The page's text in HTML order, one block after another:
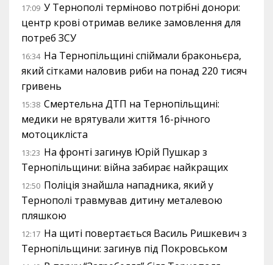
17:09 У Тернополі терміново потрібні донори:
центр крові отримав велике замовлення для
потреб ЗСУ
16:34 На Тернопільщині спіймали браконьєра,
який сітками наловив риби на понад 220 тисяч
гривень
15:38 Смертельна ДТП на Тернопільщині:
медики не врятували життя 16-річного
мотоцикліста
13:23 На фронті загинув Юрій Пушкар з
Тернопільщини: війна забирає найкращих
12:50 Поліція знайшла нападника, який у
Тернополі травмував дитину металевою
пляшкою
12:17 На щиті повертається Василь Ришкевич з
Тернопільщини: загинув під Покровськом